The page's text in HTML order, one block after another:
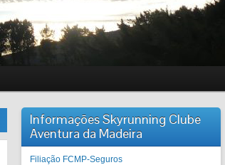
Informações Skyrunning Clube
Aventura da Madeira
Filiação FCMP-Seguros